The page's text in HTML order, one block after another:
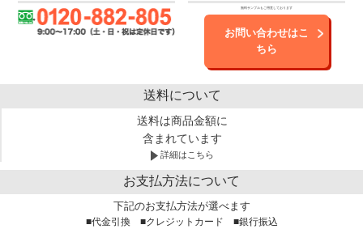
無料サンプルもご用意しております
お問い合わせはこ
ちら
送料について
送料は商品金額に
含まれています
詳細はこちら
お支払方法について
下記のお支払方法が選べます
■代金引換 ■クレジットカード ■銀行振込